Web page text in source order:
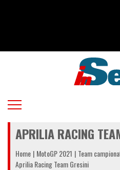
APRILIA RACING
Home MotoGP 2021
Team
Aprilia Racing Team Gresini